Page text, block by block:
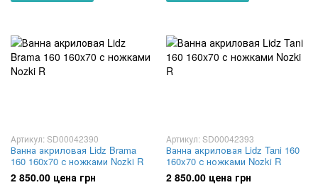
Артикул: SD00042390
Ванна акриловая Lidz Brama
160 160x70 с ножками Nozki R
2 850.00 цена грн
Артикул: SD00042393
Ванна акриловая Lidz Tani 160
160x70 с ножками Nozki R
2 850.00 цена грн